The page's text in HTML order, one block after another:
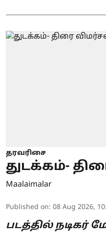
தரவரிசை
துடக்கம்-
Maalaimalar
Published on: 08 Aug 2026,
படத்தில் நடிகர்